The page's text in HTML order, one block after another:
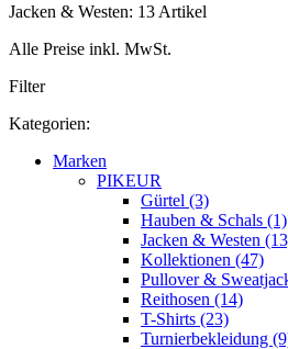
Jacken & Westen: 13 Artikel
Alle Preise inkl. MwSt.
Filter
Kategorien:
Marken
PIKEUR
Gürtel (3)
Hauben & Schals (1)
Jacken & Westen
Kollektionen (47)
Pullover &
Reithosen (14)
T-Shirts (23)
Turnierbekleidung